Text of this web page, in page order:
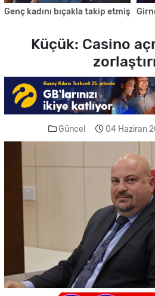
Genç kadını bıçakla takip etmiş
Küçük: Casino
Güncel 04 Haziran